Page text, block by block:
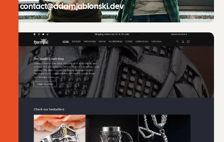
contact@adamjablonski.dev